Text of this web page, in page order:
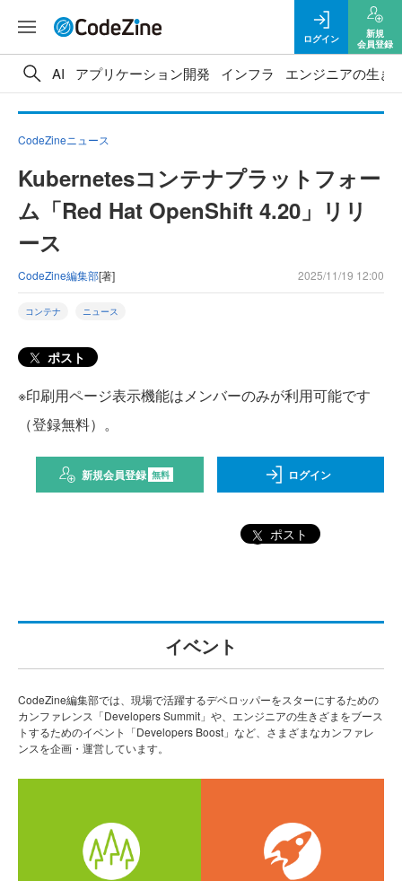
ログイン
新規
会員登録
AI アプリケーション開発 インフラ エンジニアの生き
CodeZineニュース
Kubernetesコンテナプラットフォー
ム「Red Hat OpenShift 4.20」リリ
ース
CodeZine編集部[著] 2025/11/19 12:00
コンテナ ニュース
ポスト
※印刷用ページ表示機能はメンバーのみが利用可能です
（登録無料）。
新規会員登録 無料 ログイン
ポスト
イベント
CodeZine編集部では、現場で活躍するデベロッパーをスターにするための
カンファレンス「Developers Summit」や、エンジニアの生きざまをブース
トするためのイベント「Developers Boost」など、さまざまなカンファレ
ンスを企画・運営しています。